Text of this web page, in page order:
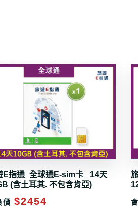
E指通_全球通E-sim卡_ 14天
(含土耳其. 不包含肯亞)
價 $2454